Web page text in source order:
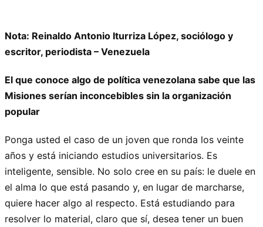
Nota: Reinaldo Antonio Iturriza López, sociólogo y
escritor, periodista – Venezuela
El que conoce algo de política venezolana sabe que las
Misiones serían inconcebibles sin la organización
popular
Ponga usted el caso de un joven que ronda los veinte
años y está iniciando estudios universitarios. Es
inteligente, sensible. No solo cree en su país: le duele en
el alma lo que está pasando y, en lugar de marcharse,
quiere hacer algo al respecto. Está estudiando para
resolver lo material, claro que sí, desea tener un buen